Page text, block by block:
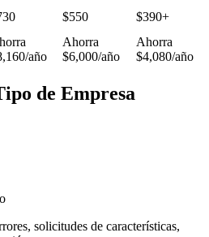
$550 $390+
año
Ahorra
$6,000/año
Ahorra
$4,080/año
de Empresa
solicitudes de características,